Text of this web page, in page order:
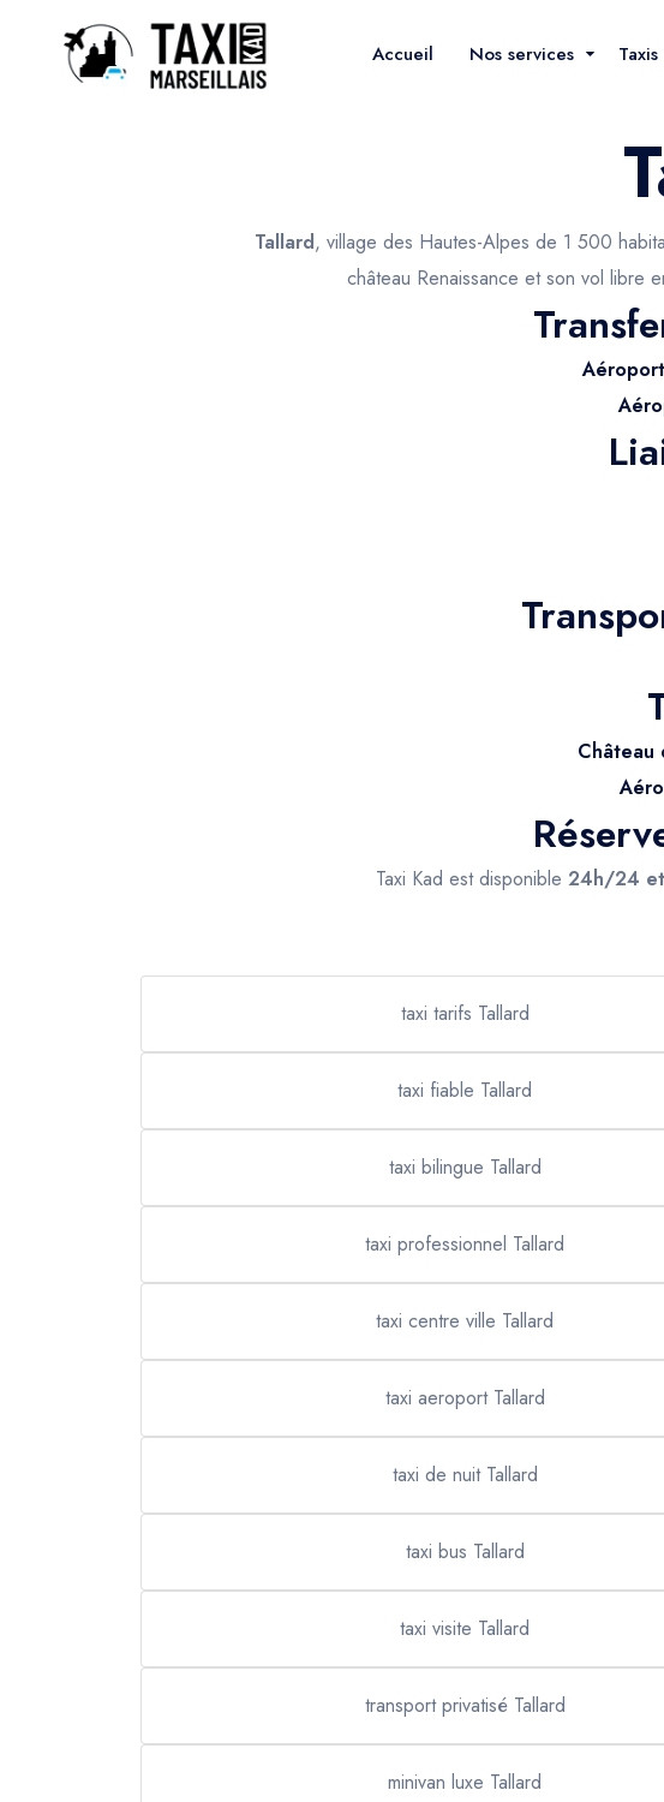
Accueil Nos services
Tallard, village des Hautes-Alpes de 1 500
château Renaissance et son vol libre
Château
Taxi Kad est disponible 24h/24
taxi tarifs Tallard
taxi fiable Tallard
taxi bilingue Tallard
taxi professionnel Tallard
taxi centre ville Tallard
taxi aeroport Tallard
taxi de nuit Tallard
taxi bus Tallard
taxi visite Tallard
transport privatisé Tallard
minivan luxe Tallard